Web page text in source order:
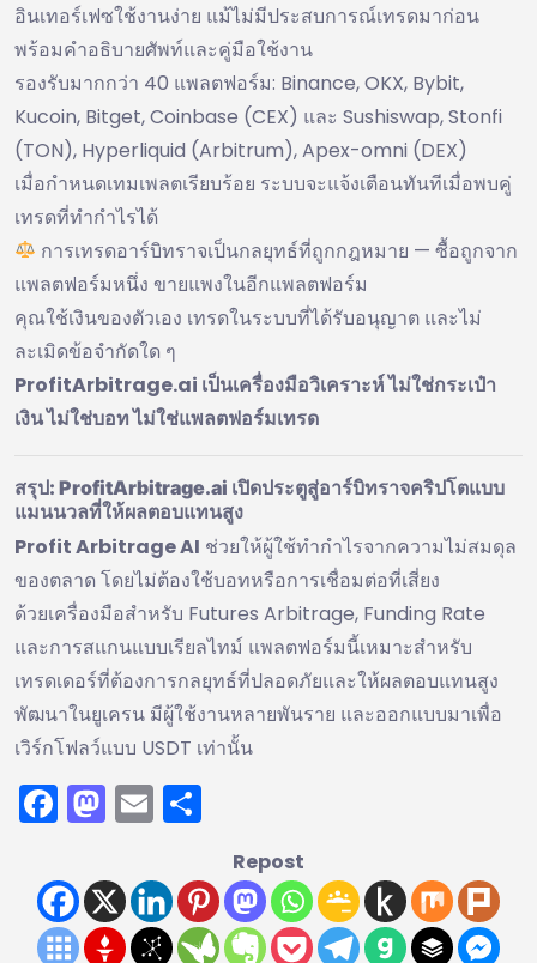
อินเทอร์เฟซใช้งานง่าย แม้ไม่มีประสบการณ์เทรดมาก่อน
พร้อมคำอธิบายศัพท์และคู่มือใช้งาน
รองรับมากกว่า 40 แพลตฟอร์ม: Binance, OKX, Bybit,
Kucoin, Bitget, Coinbase (CEX) และ Sushiswap, Stonfi
(TON), Hyperliquid (Arbitrum), Apex-omni (DEX)
เมื่อกำหนดเทมเพลตเรียบร้อย ระบบจะแจ้งเตือนทันทีเมื่อพบคู่
เทรดที่ทำกำไรได้
การเทรดอาร์บิทราจเป็นกลยุทธ์ที่ถูกกฎหมาย — ซื้อถูกจาก
แพลตฟอร์มหนึ่ง ขายแพงในอีกแพลตฟอร์ม
คุณใช้เงินของตัวเอง เทรดในระบบที่ได้รับอนุญาต และไม่
ละเมิดข้อจำกัดใด ๆ
ProfitArbitrage.ai เป็นเครื่องมือวิเคราะห์ ไม่ใช่กระเป๋า
เงิน ไม่ใช่บอท ไม่ใช่แพลตฟอร์มเทรด
สรุป: ProfitArbitrage.ai เปิดประตูสู่อาร์บิทราจคริปโตแบบ
แมนนวลที่ให้ผลตอบแทนสูง
Profit Arbitrage AI ช่วยให้ผู้ใช้ทำกำไรจากความไม่สมดุล
ของตลาด โดยไม่ต้องใช้บอทหรือการเชื่อมต่อที่เสี่ยง
ด้วยเครื่องมือสำหรับ Futures Arbitrage, Funding Rate
และการสแกนแบบเรียลไทม์ แพลตฟอร์มนี้เหมาะสำหรับ
เทรดเดอร์ที่ต้องการกลยุทธ์ที่ปลอดภัยและให้ผลตอบแทนสูง
พัฒนาในยูเครน มีผู้ใช้งานหลายพันราย และออกแบบมาเพื่อ
เวิร์กโฟลว์แบบ USDT เท่านั้น
Facebook
Mastodon
Email
Repost